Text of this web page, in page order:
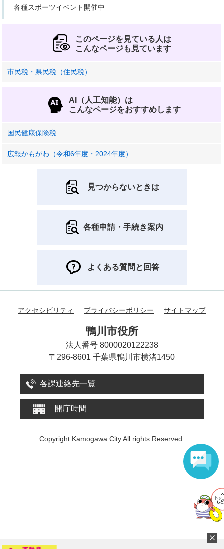
各種スポーツイベント開催中
このページを見ている人は
こんなページも見ています
市民税・県民税（住民税）
AI（人工知能）は
こんなページをおすすめします
国民健康保険税
広報かもがわ（令和6年度・2024年度）
見つからないときは
各種申請・手続き案内
よくある質問と回答
アクセシビリティ プライバシーポリシー サイトマップ
鴨川市役所
法人番号 8000020122238
〒296-8601 千葉県鴨川市横渚1450
各課連絡先一覧
開庁時間
Copyright Kamogawa City All rights Reserved.